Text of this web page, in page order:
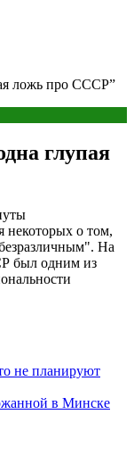
ложь про СССР”
глупая
некоторых о том,
На
был одним из
не планируют
в Минске